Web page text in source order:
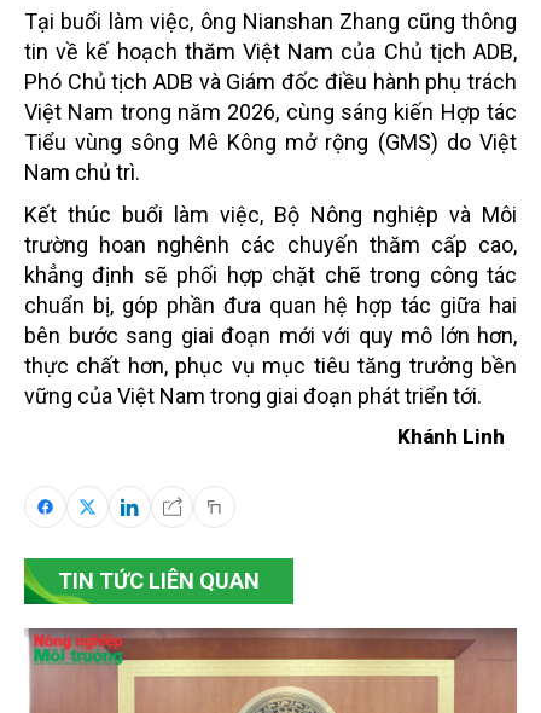
Tại buổi làm việc, ông Nianshan Zhang cũng thông
tin về kế hoạch thăm Việt Nam của Chủ tịch ADB,
Phó Chủ tịch ADB và Giám đốc điều hành phụ trách
Việt Nam trong năm 2026, cùng sáng kiến Hợp tác
Tiểu vùng sông Mê Kông mở rộng (GMS) do Việt
Nam chủ trì.
Kết thúc buổi làm việc, Bộ Nông nghiệp và Môi
trường hoan nghênh các chuyến thăm cấp cao,
khẳng định sẽ phối hợp chặt chẽ trong công tác
chuẩn bị, góp phần đưa quan hệ hợp tác giữa hai
bên bước sang giai đoạn mới với quy mô lớn hơn,
thực chất hơn, phục vụ mục tiêu tăng trưởng bền
vững của Việt Nam trong giai đoạn phát triển tới.
Khánh Linh
TIN TỨC LIÊN QUAN